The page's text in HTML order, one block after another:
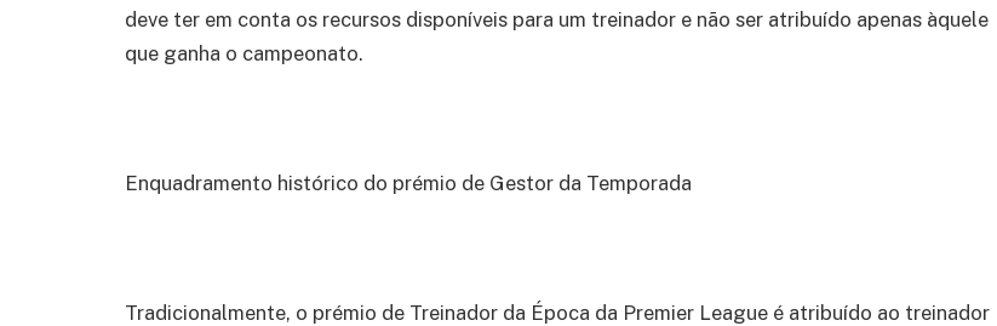
deve ter em conta os recursos disponíveis para um treinador e não ser atribuído apenas àquele
que ganha o campeonato.
Enquadramento histórico do prémio de Gestor da Temporada
Tradicionalmente, o prémio de Treinador da Época da Premier League é atribuído ao treinador